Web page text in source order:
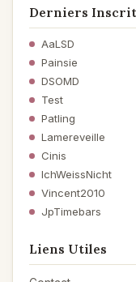
Derniers
AaLSD
Painsie
DSOMD
Test
Patling
Lamereveille
Cinis
IchWeissNicht
Vincent2010
JpTimebars
Liens Utiles